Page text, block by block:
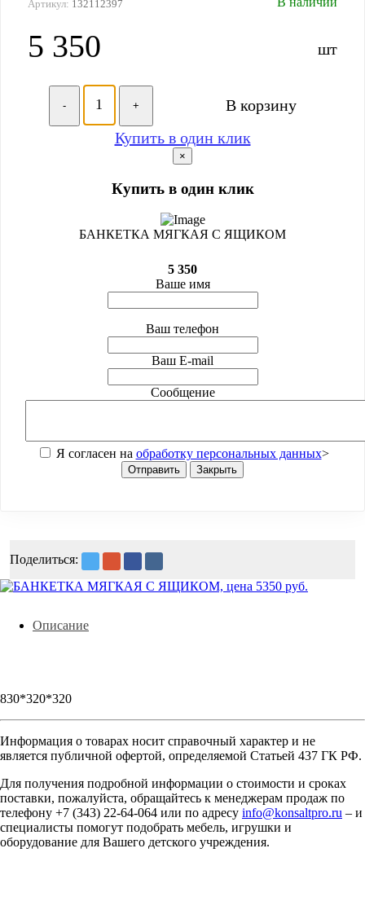
Артикул: 132112397
5 350 шт
- +
В корзину
Купить в один клик
×
Купить в один клик
БАНКЕТКА МЯГКАЯ С ЯЩИКОМ
5 350
Ваше имя
Ваш телефон
Ваш E-mail
Сообщение
Я согласен на обработку персональных данных>
Отправить Закрыть
Поделиться:
Описание
830*320*320
Информация о товарах носит справочный характер и не
является публичной офертой, определяемой Статьей 437 ГК РФ.
Для получения подробной информации о стоимости и сроках
поставки, пожалуйста, обращайтесь к менеджерам продаж по
телефону +7 (343) 22-64-064 или по адресу info@konsaltpro.ru – и
специалисты помогут подобрать мебель, игрушки и
оборудование для Вашего детского учреждения.